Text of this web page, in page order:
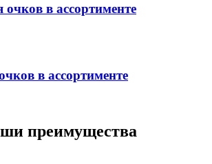
в ассортименте
в ассортименте
преимущества